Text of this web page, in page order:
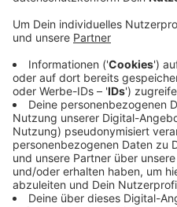
Anzeige
In der Hinrunde gab es
Münster. An das Spiel
zurück. "Wir haben eine
Mannschaften wählen den
Für das Spiel heute gegen
Dotchev sagt Hildmann,